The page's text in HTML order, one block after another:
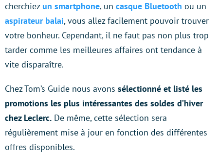
cherchiez un smartphone, un casque Bluetooth ou un
aspirateur balai, vous allez facilement pouvoir trouver
votre bonheur. Cependant, il ne faut pas non plus trop
tarder comme les meilleures affaires ont tendance à
vite disparaître.
Chez Tom’s Guide nous avons sélectionné et listé les
promotions les plus intéressantes des soldes d’hiver
chez Leclerc. De même, cette sélection sera
régulièrement mise à jour en fonction des différentes
offres disponibles.